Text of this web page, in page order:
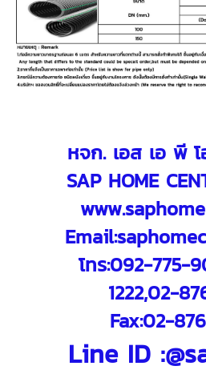
หจก. เอส เอ พี โ
SAP HOME
Email:
โทร:092-775-
1222,02-
Fax:02-
Line ID